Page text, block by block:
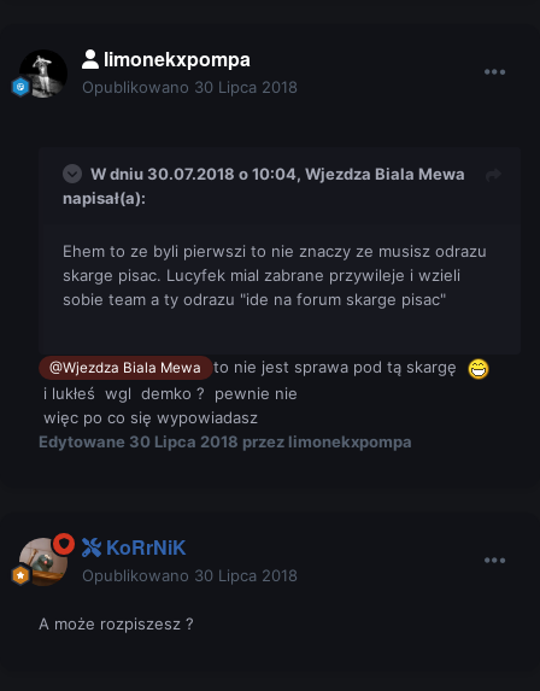
limonekxpompa
Opublikowano 30 Lipca 2018
W dniu 30.07.2018 o 10:04, Wjezdza Biala Mewa
napisał(a):
Ehem to ze byli pierwszi to nie znaczy ze musisz odrazu
skarge pisac. Lucyfek mial zabrane przywileje i wzieli
sobie team a ty odrazu "ide na forum skarge pisac"
@Wjezdza Biala Mewa
to nie jest sprawa pod tą skargę
i lukłeś wgl demko ? pewnie nie
więc po co się wypowiadasz
Edytowane 30 Lipca 2018 przez limonekxpompa
KoRrNiK
Opublikowano 30 Lipca 2018
A może rozpiszesz ?